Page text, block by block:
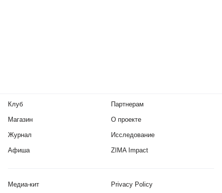
Клуб
Магазин
Журнал
Афиша
Партнерам
О проекте
Исследование
ZIMA Impact
Медиа-кит Privacy Policy